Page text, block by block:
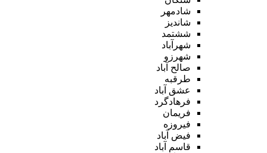
شادمهر
شاندیز
ششتمد
شهرآباد
شهرزو
صالح آباد
طرقبه
عشق آباد
فرهادگرد
فریمان
فیروزه
فیض آباد
قاسم آباد